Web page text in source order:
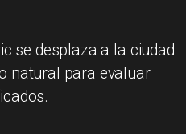
se desplaza a la ciudad
natural para evaluar